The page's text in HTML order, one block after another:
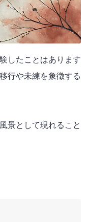
したことはあります
行や未練を象徴する
景として現れること